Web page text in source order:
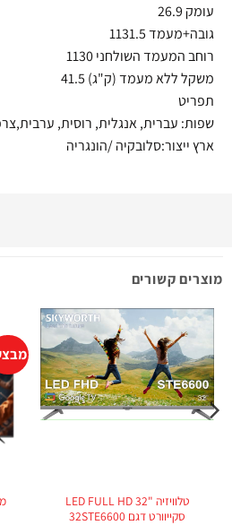
עומק 26.9
גובה+מעמד 1131.5
רוחב המעמד השולחני 1130
משקל ללא מעמד (ק"ג) 41.5
תפריט
שפות: עברית, אנגלית, רוסית,
ארץ ייצור:סלובקיה /הונגריה
מוצרים קשורים
טלוויזיה "LED FULL HD 32
סקייוורט דגם 32STE6600